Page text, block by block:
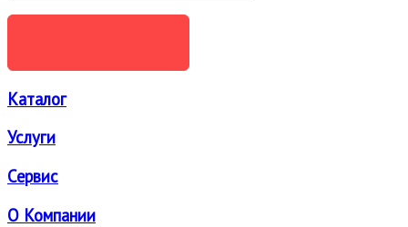
Каталог
Услуги
Сервис
О Компании